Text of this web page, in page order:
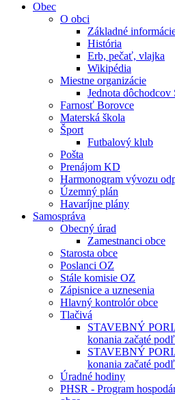
Obec
O obci
Základné
História
Erb, pečať, vlajka
Wikipédia
Miestne organizácie
Jednota dôchodcov
Farnosť Borovce
Materská škola
Šport
Futbalový klub
Pošta
Prenájom KD
Harmonogram vývozu
Územný plán
Havaríjne plány
Samospráva
Obecný úrad
Zamestnanci obce
Starosta obce
Poslanci OZ
Stále komisie OZ
Zápisnice a uznesenia
Hlavný kontrolór obce
Tlačivá
STAVEBNÝ
konania začaté
STAVEBNÝ
konania začaté
Úradné hodiny
PHSR - Program